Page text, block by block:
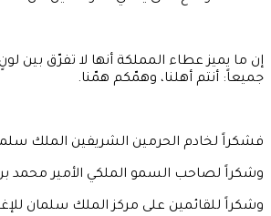
إن ما يميز عطاء المملكة أنها لا تفرّق بين
جميعاً: أنتم أهلنا، وهمّكم همّنا.
فشكراً لخادم الحرمين الشريفين الملك
وشكراً لصاحب السمو الملكي الأمير محمد
وشكراً للقائمين على مركز الملك سلمان